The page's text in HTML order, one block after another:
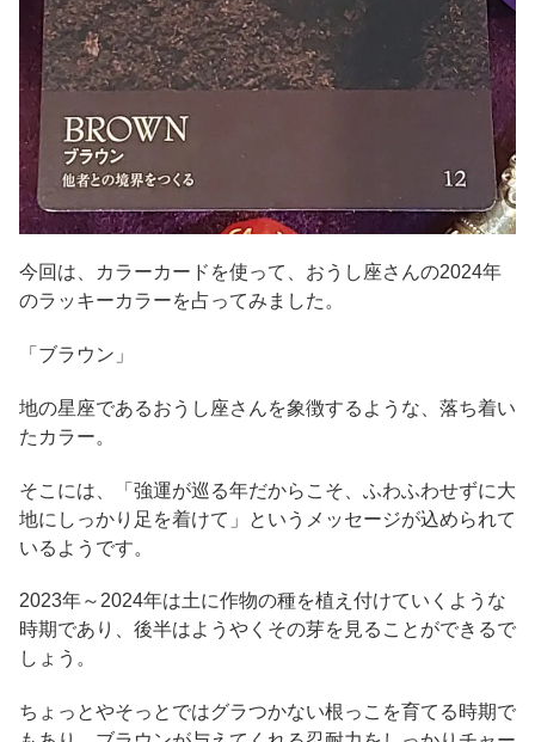
今回は、カラーカードを使って、おうし座さんの2024年
のラッキーカラーを占ってみました。
「ブラウン」
地の星座であるおうし座さんを象徴するような、落ち着い
たカラー。
そこには、「強運が巡る年だからこそ、ふわふわせずに大
地にしっかり足を着けて」というメッセージが込められて
いるようです。
2023年～2024年は土に作物の種を植え付けていくような
時期であり、後半はようやくその芽を見ることができるで
しょう。
ちょっとやそっとではグラつかない根っこを育てる時期で